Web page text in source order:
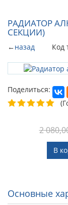
РАДИАТОР
СЕКЦИИ)
←назад Код
Поделиться:
2
В
Основные